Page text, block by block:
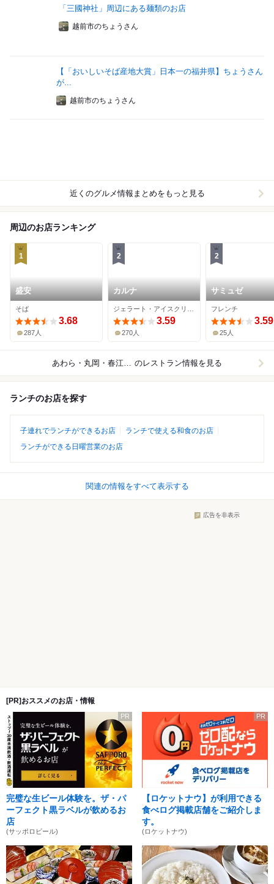
「三國神社」周辺にある麺類のお店
越前市のちょうさん
【「おいしいそば産地大賞」日本一の福井県】ちょうさん
が...
越前市のちょうさん
近くのグルメ情報まとめをもっと見る
周辺のお店ランキング
1
盛安
そば
3.68
287人
2
カルナ
3.59
270人
2
サミュゼ
フレンチ
3.59
25人
あわら・丸岡・春江とその周辺 のレストラン情報を見る
ランチのお店を探す
子連れでランチができるお店
ランチで使える和食のお店
ランチができる日曜営業のお店
関連の情報をすべて表示する
広告を非表示
[PR]おススメのお店・情報
PR
完璧な生ビール体験を。ザ・パ
ーフェクト黒ラベルが飲めるお
店
(サッポロビール)
PR
【ロケットナウ】が利用できる
食べログ掲載店舗をご紹介しま
す。
(ロケットナウ)